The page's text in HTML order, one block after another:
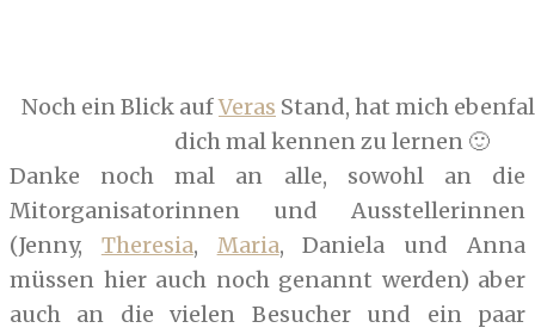
Noch ein Blick aufVeras Stand, hat mich
dich mal kennen zu lernen 🙂
Danke noch mal an alle, sowohl an die
Mitorganisatorinnen und Ausstellerinnen
(Jenny, Theresia, Maria, Daniela und Anna
müssen hier auch noch genannt werden) aber
auch an die vielen Besucher und ein paar